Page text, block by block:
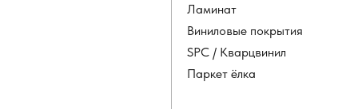
Ламинат
Виниловые покрытия
SPC / Кварцвинил
Паркет ёлка